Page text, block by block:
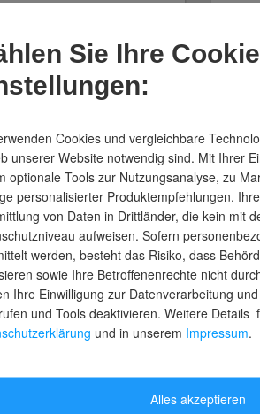
Schlauch
CP HiTex 467
Schlauch für Gase
Stäube, Pulver,
Produkt
Sie Ihre Cookie
Cookies und vergleichbare
unserer Website notwendig sind. Mit Ihrer
optionale Tools zur Nutzungsanalyse, zu
personalisierter Produktempfehlungen.
von Daten in Drittländer, die kein mit
aufweisen. Sofern
werden, besteht das Risiko, dass
sowie Ihre Betroffenenrechte nicht
Ihre Einwilligung zur Datenverarbeitung
und Tools deaktivieren. Weitere Details
und in unserem Impressum.
Alles akzeptieren